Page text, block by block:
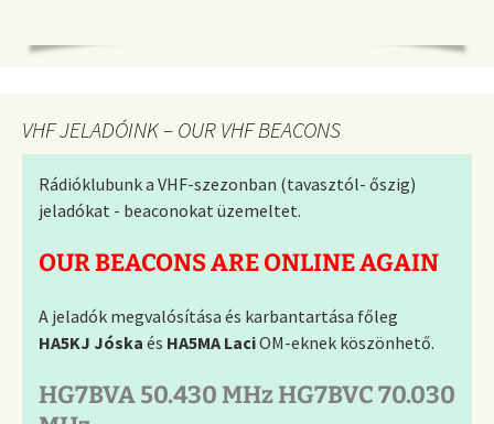
VHF JELADÓINK – OUR VHF BEACONS
Rádióklubunk a VHF-szezonban (tavasztól- őszig)
jeladókat - beaconokat üzemeltet.
OUR BEACONS ARE ONLINE AGAIN
A jeladók megvalósítása és karbantartása főleg
HA5KJ Jóska és HA5MA LaciOM-eknek köszönhető.
HG7BVA 50.430 MHz HG7BVC 70.030